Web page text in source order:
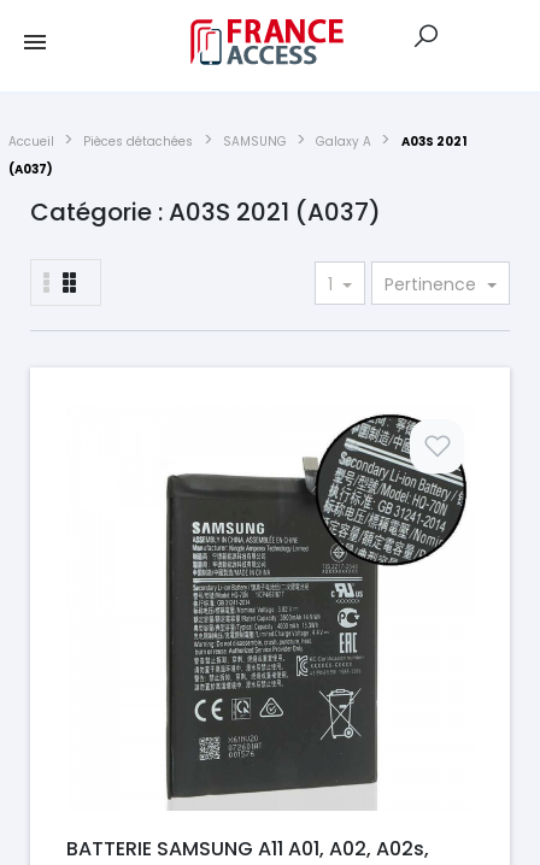
Accueil Pièces détachées SAMSUNG Galaxy A
A03S 2021
(A037)
Catégorie : A03S 2021 (A037)
1 Pertinence
BATTERIE SAMSUNG A11 A01, A02, A02s,